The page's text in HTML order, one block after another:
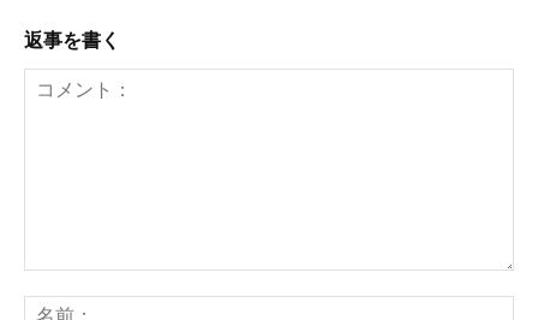
返事を書く